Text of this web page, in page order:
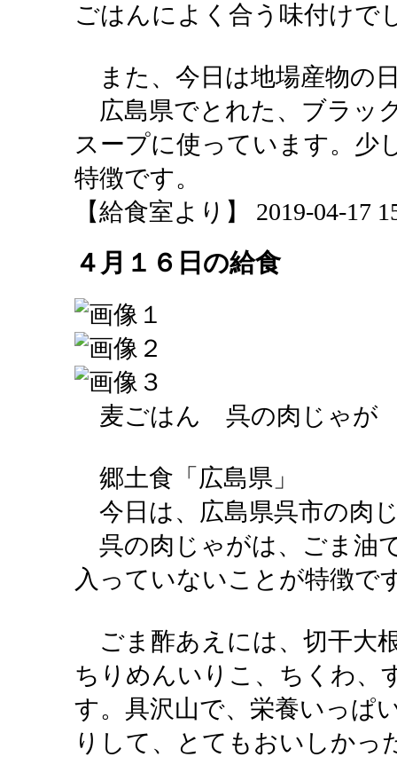
ごはんによく合う味付けで
また、今日は地場産物の
広島県でとれた、ブラッ
スープに使っています。少
特徴です。
【給食室より】 2019-04-17
４月１６日の給食
麦ごはん 呉の肉じゃが
郷土食「広島県」
今日は、広島県呉市の肉
呉の肉じゃがは、ごま油
入っていないことが特徴で
ごま酢あえには、切干大
ちりめんいりこ、ちくわ、
す。具沢山で、栄養いっぱ
りして、とてもおいしかっ